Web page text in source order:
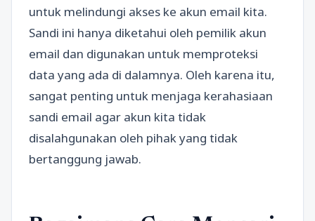
untuk melindungi akses ke akun email kita.
Sandi ini hanya diketahui oleh pemilik akun
email dan digunakan untuk memproteksi
data yang ada di dalamnya. Oleh karena itu,
sangat penting untuk menjaga kerahasiaan
sandi email agar akun kita tidak
disalahgunakan oleh pihak yang tidak
bertanggung jawab.